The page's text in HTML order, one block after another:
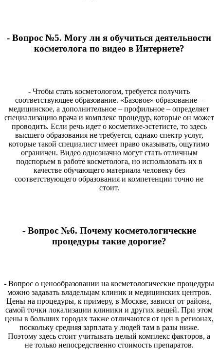
- Вопрос №5. Могу ли я обучиться деятельности
косметолога по видео в Интернете?
- Чтобы стать косметологом, требуется получить
соответствующее образование. «Базовое» образование –
медицинское, а дополнительное – профильное – определяет
специализацию врача и комплекс процедур, которые он может
проводить. Если речь идет о косметике-эстетисте, то здесь
высшего образования не требуется, однако спектр услуг,
которые такой специалист имеет право оказывать, ощутимо
ограничен. Видео однозначно могут стать отличным
подспорьем в работе косметолога, но использовать их в
качестве обучающего материала человеку без
соответствующего образования и компетенции точно не
стоит.
- Вопрос №6. Почему косметологические
процедуры такие дорогие?
- Вопрос о ценообразовании на косметологические процедуры
можно задавать владельцам клиник и медицинских центров.
Цены на процедуры, к примеру, в Москве, зависят от района,
самой точки локализации клиники и других вещей. При этом
цены в больших городах также отличаются от цен в регионах,
поскольку средняя зарплата у людей там в разы ниже.
Поэтому здесь стоит учитывать целый комплекс факторов, а
не только непосредственно стоимость препаратов.